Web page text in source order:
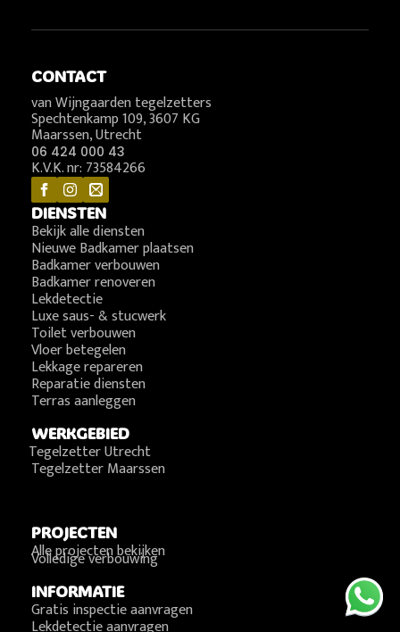
CONTACT
van Wijngaarden tegelzetters
Spechtenkamp 109, 3607 KG
Maarssen, Utrecht
06 424 000 43
K.V.K. nr: 73584266
DIENSTEN
Bekijk alle diensten
Nieuwe Badkamer plaatsen
Badkamer verbouwen
Badkamer renoveren
Lekdetectie
Luxe saus- & stucwerk
Toilet verbouwen
Vloer betegelen
Lekkage repareren
Reparatie diensten
Terras aanleggen
WERKGEBIED
Tegelzetter Utrecht
Tegelzetter Maarssen
PROJECTEN
Alle projecten bekijken
Volledige verbouwing
INFORMATIE
Gratis inspectie aanvragen